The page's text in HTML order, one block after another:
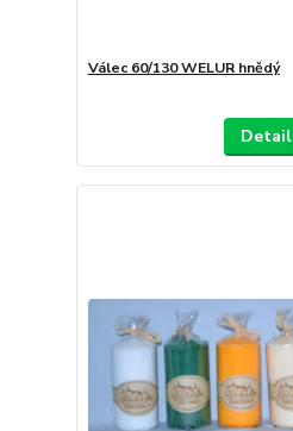
Válec 60/130 WELUR hnědý
Detail